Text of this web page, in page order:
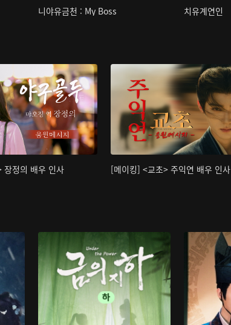
니야유금천 : My Boss 치유계연인
장정의 배우 인사 [메이킹] <교초> 주익연 배우 인사